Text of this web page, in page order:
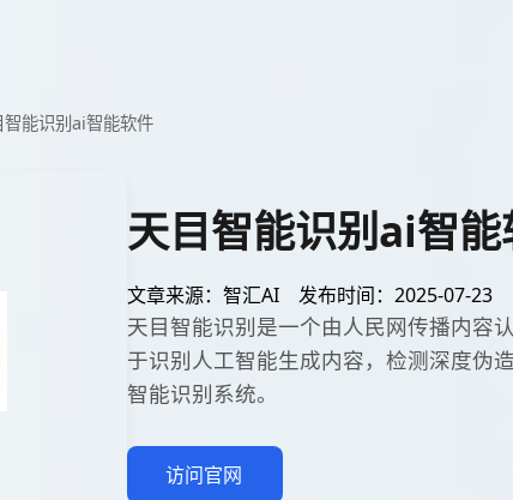
智能识别ai智能软件
天目智能识别ai智能
文章来源：智汇AI 发布时间：2025-07-23
天目智能识别是一个由人民网传播内容
于识别人工智能生成内容，检测深度伪
智能识别系统。
访问官网